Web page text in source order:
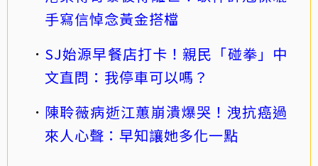
手寫信悼念黃金搭檔
SJ始源早餐店打卡！親民「碰拳」中
文直問：我停車可以嗎？
陳聆薇病逝江蕙崩潰爆哭！洩抗癌過
來人心聲：早知讓她多化一點